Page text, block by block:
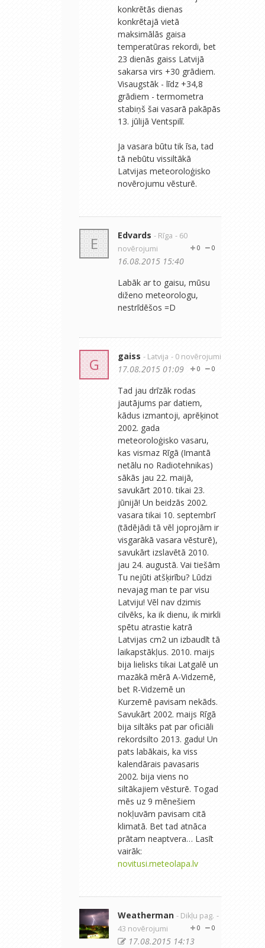
konkrētās dienas
konkrētajā vietā
maksimālās gaisa
temperatūras rekordi, bet
23 dienās gaiss Latvijā
sakarsa virs +30 grādiem.
Visaugstāk - līdz +34,8
grādiem - termometra
stabiņš šai vasarā pakāpās
13. jūlijā Ventspilī.
Ja vasara būtu tik īsa, tad
tā nebūtu vissiltākā
Latvijas meteoroloģisko
novērojumu vēsturē.
E Edvards - Rīga - 60
novērojumi
0
0
16.08.2015 15:40
Labāk ar to gaisu, mūsu
diženo meteorologu,
nestrīdēšos =D
G gaiss - Latvija - 0 novērojumi
0
0
17.08.2015 01:09
Tad jau drīzāk rodas
jautājums par datiem,
kādus izmantoji, aprēķinot
2002. gada
meteoroloģisko vasaru,
kas vismaz Rīgā (Imantā
netālu no Radiotehnikas)
sākās jau 22. maijā,
savukārt 2010. tikai 23.
jūnijā! Un beidzās 2002.
vasara tikai 10. septembrī
(tādējādi tā vēl joprojām ir
visgarākā vasara vēsturē),
savukārt izslavētā 2010.
jau 24. augustā. Vai tiešām
Tu nejūti atšķirību? Lūdzi
nevajag man te par visu
Latviju! Vēl nav dzimis
cilvēks, ka ik dienu, ik mirkli
spētu atrastie katrā
Latvijas cm2 un izbaudīt tā
laikapstākļus. 2010. maijs
bija lielisks tikai Latgalē un
mazākā mērā A-Vidzemē,
bet R-Vidzemē un
Kurzemē pavisam nekāds.
Savukārt 2002. maijs Rīgā
bija siltāks pat par oficiāli
rekordsilto 2013. gadu! Un
pats labākais, ka viss
kalendārais pavasaris
2002. bija viens no
siltākajiem vēsturē. Togad
mēs uz 9 mēnešiem
nokļuvām pavisam citā
klimatā. Bet tad atnāca
prātam neaptvera… Lasīt
vairāk:
novitusi.meteolapa.lv
Weatherman - Dikļu pag. -
43 novērojumi
0
0
17.08.2015 14:13